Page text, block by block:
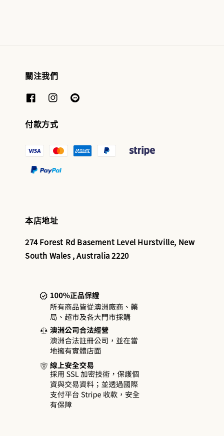
關注我們
付款方式
本店地址
274 Forest Rd Basement Level Hurstville, New
South Wales , Australia 2220